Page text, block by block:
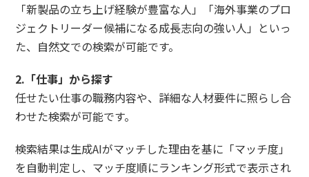
「新製品の立ち上げ経験が豊富な人」「海外事業のプロ
ジェクトリーダー候補になる成長志向の強い人」といっ
た、自然文での検索が可能です。
2. 「仕事」から探す
任せたい仕事の職務内容や、詳細な人材要件に照らし合
わせた検索が可能です。
検索結果は生成AIがマッチした理由を基に「マッチ度」
を自動判定し、マッチ度順にランキング形式で表示され